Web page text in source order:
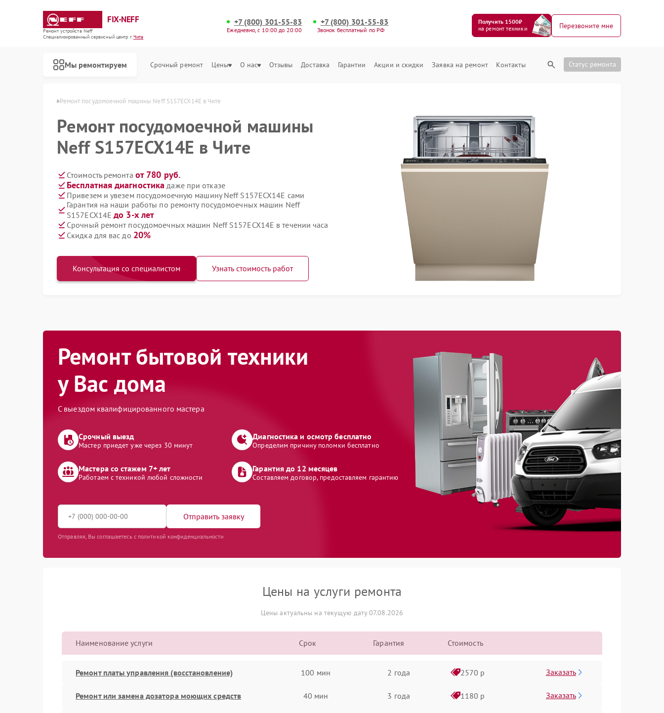
FIX-NEFF
Ремонт устройств Neff
Специализированный cервисный центр г.Чита
+7 (800) 301-55-83
Ежедневно, с 10:00 до 20:00
+7 (800) 301-55-83
Звонок бесплатный по РФ
Получить 1500₽
на ремонт техники
Перезвоните мне
Мы ремонтируем Срочный ремонт Цены О нас Отзывы Доставка Гарантии Акции и скидки Заявка на ремонт Контакты Статус ремонта
Ремонт посудомоечной машины Neff S157ECX14E в Чите
Ремонт посудомоечной машины
Neff S157ECX14E в Чите
Стоимость ремонта от 780 руб.
Бесплатная диагностика даже при отказе
Привезем и увезем посудомоечную машину Neff S157ECX14E сами
Гарантия на наши работы по ремонту посудомоечных машин Neff
S157ECX14Eдо 3-х лет
Срочный ремонт посудомоечных машин Neff S157ECX14E в течении часа
Скидка для вас до 20%
Консультация со специалистом Узнать стоимость работ
Ремонт бытовой техники
у Вас дома
С выездом квалифицированного мастера
Срочный выезд
Мастер приедет уже через 30 минут
Диагностика и осмотр бесплатно
Определим причину поломки бесплатно
Мастера со стажем 7+ лет
Работаем с техникой любой сложности
Гарантия до 12 месяцев
Составляем договор, предоставляем гарантию
Отправить заявку
Отправляя, Вы соглашаетесь с политикой конфиденциальности
Цены на услуги ремонта
Цены актуальны на текущую дату 07.08.2026
Наименование услуги Срок Гарантия Стоимость
Ремонт платы управления (восстановление) 100 мин 2 года 2570 р Заказать
Ремонт или замена дозатора моющих средств 40 мин 3 года 1180 р Заказать